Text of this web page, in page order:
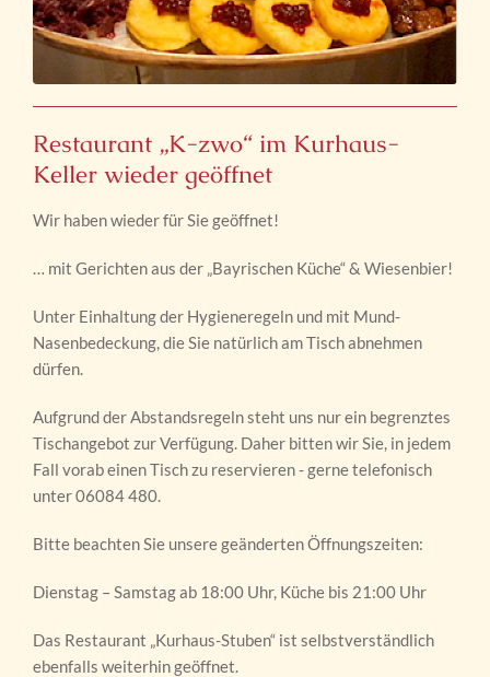
Restaurant „K-zwo“ im Kurhaus-
Keller wieder geöffnet
Wir haben wieder für Sie geöffnet!
… mit Gerichten aus der „Bayrischen Küche“ & Wiesenbier!
Unter Einhaltung der Hygieneregeln und mit Mund-
Nasenbedeckung, die Sie natürlich am Tisch abnehmen
dürfen.
Aufgrund der Abstandsregeln steht uns nur ein begrenztes
Tischangebot zur Verfügung. Daher bitten wir Sie, in jedem
Fall vorab einen Tisch zu reservieren - gerne telefonisch
unter 06084 480.
Bitte beachten Sie unsere geänderten Öffnungszeiten:
Dienstag – Samstag ab 18:00 Uhr, Küche bis 21:00 Uhr
Das Restaurant „Kurhaus-Stuben“ ist selbstverständlich
ebenfalls weiterhin geöffnet.